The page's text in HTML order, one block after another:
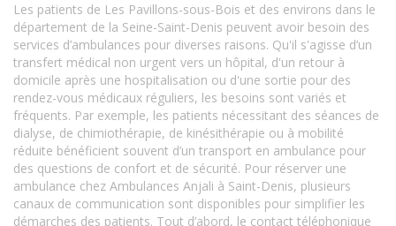
Les patients de Les Pavillons-sous-Bois et des environs dans le
département de la Seine-Saint-Denis peuvent avoir besoin des
services d’ambulances pour diverses raisons. Qu'il s'agisse d’un
transfert médical non urgent vers un hôpital, d'un retour à
domicile après une hospitalisation ou d'une sortie pour des
rendez-vous médicaux réguliers, les besoins sont variés et
fréquents. Par exemple, les patients nécessitant des séances de
dialyse, de chimiothérapie, de kinésithérapie ou à mobilité
réduite bénéficient souvent d’un transport en ambulance pour
des questions de confort et de sécurité. Pour réserver une
ambulance chez Ambulances Anjali à Saint-Denis, plusieurs
canaux de communication sont disponibles pour simplifier les
démarches des patients. Tout d’abord, le contact téléphonique